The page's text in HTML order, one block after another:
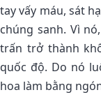
tay vấy máu, sát
chúng sanh. Vì
trấn trở thành
quốc độ. Do nó
hoa làm bằng